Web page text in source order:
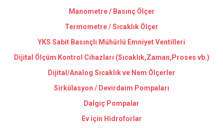
Manometre / Basınç Ölçer
Termometre / Sıcaklık Ölçer
YKS Sabit Basınçlı Mühürlü Emniyet Ventilleri
Dijital Ölçüm Kontrol Cihazları (Sıcaklık,Zaman,Proses vb.)
Dijital/Analog Sıcaklık ve Nem Ölçerler
Sirkülasyon / Devirdaim Pompaları
Dalgıç Pompalar
Ev için Hidroforlar